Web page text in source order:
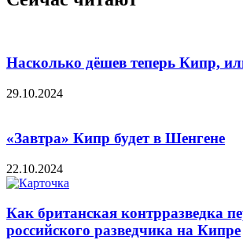
Насколько дёшев теперь Кипр,
29.10.2024
«Завтра» Кипр будет в Шенгене
22.10.2024
Как британская контрразведка
российского разведчика на Кипре